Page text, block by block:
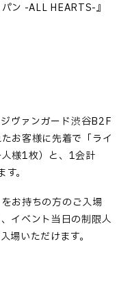
ン -ALL HEARTS-』
ヴァンガード渋谷B2F
お客様に先着で「ライ
様1枚）と、 1会計
。
をお持ちの方のご入場
イベント当日の制限人
場いただけます。